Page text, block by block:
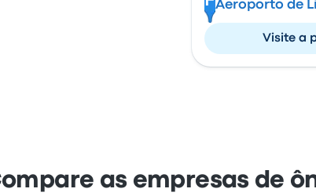
Aeroporto de
Visite a
as empresas de